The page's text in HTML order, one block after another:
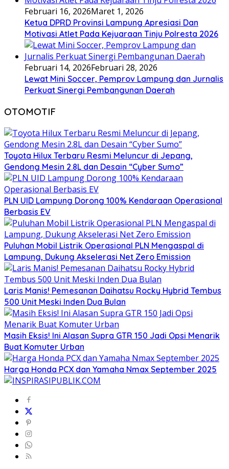
Februari 16, 2026Maret 1, 2026
Ketua DPRD Provinsi Lampung Apresiasi Dan
Motivasi Atlet Pada Kejuaraan Tinju Polresta 2026
Februari 14, 2026Februari 28, 2026
Lewat Mini Soccer, Pemprov Lampung dan Jurnalis
Perkuat Sinergi Pembangunan Daerah
OTOMOTIF
Toyota Hilux Terbaru Resmi Meluncur di Jepang,
Gendong Mesin 2.8L dan Desain “Cyber Sumo”
PLN UID Lampung Dorong 100% Kendaraan Operasional
Berbasis EV
Puluhan Mobil Listrik Operasional PLN Mengaspal di
Lampung, Dukung Akselerasi Net Zero Emission
Laris Manis! Pemesanan Daihatsu Rocky Hybrid Tembus
500 Unit Meski Inden Dua Bulan
Masih Eksis! Ini Alasan Supra GTR 150 Jadi Opsi Menarik
Buat Komuter Urban
Harga Honda PCX dan Yamaha Nmax September 2025